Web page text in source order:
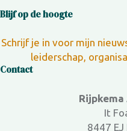
Blijf op de hoogte
Schrijf je in voor mijn
leiderschap,
Contact
Rijpkema
It
8447